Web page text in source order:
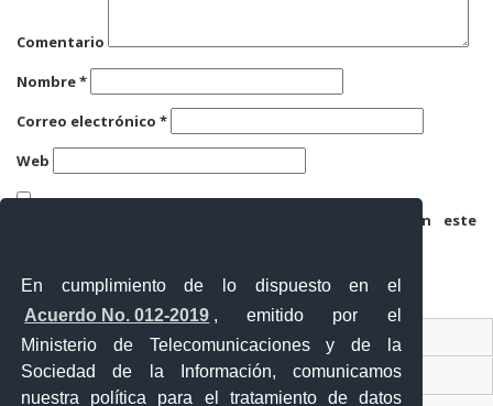
En cumplimiento de lo dispuesto en el
Acuerdo No. 012-2019 , emitido por el
Ministerio de Telecomunicaciones y de la
Sociedad de la Información, comunicamos
nuestra política para el tratamiento de datos
Comentario
Nombre*
Correo electrónico *
Web
Guarda mi nombre, correo electrónico y web en este
Contacto Ciudadano
Ventanilla Única de Comercio Exterior